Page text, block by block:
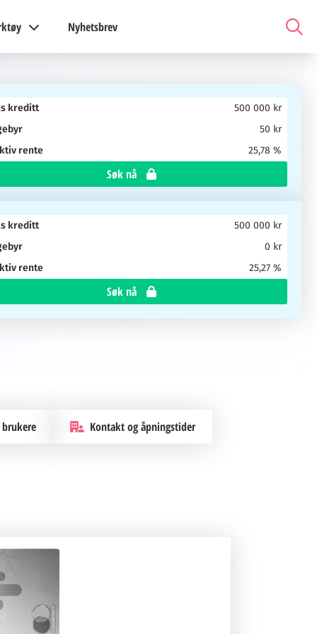
Nyhetsbrev
kreditt
500 000 kr
50 kr
rente
25,78 %
Søk nå
kreditt
500 000 kr
0 kr
rente
25,27 %
Søk nå
Kontakt og åpningstider